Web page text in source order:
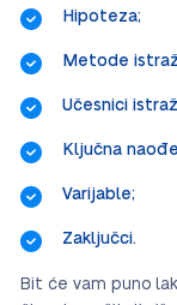
Hipoteza;
Metode
Učesnici
Ključna
Varijable;
Zaključci.
Bit će vam puno